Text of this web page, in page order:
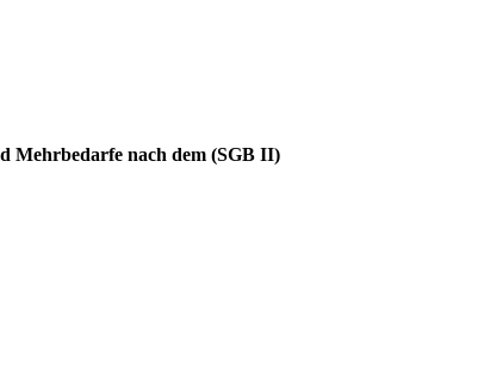
Mehrbedarfe nach dem (SGB II)